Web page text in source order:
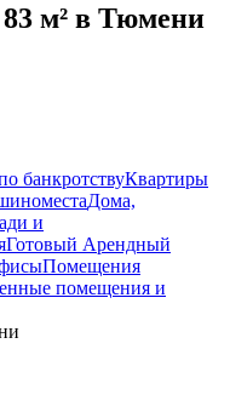
м² в Тюмени
Квартиры
Дома,
и
Готовый Арендный
Помещения
помещения и